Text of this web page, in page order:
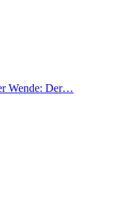
Wende: Der…